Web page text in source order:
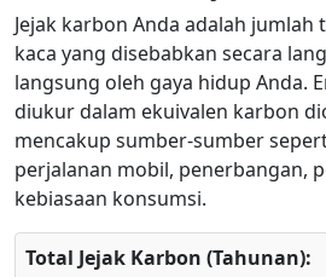
Jejak karbon Anda adalah
kaca yang disebabkan secara
langsung oleh gaya hidup Anda.
diukur dalam ekuivalen karbon
mencakup sumber-sumber
perjalanan mobil, penerbangan,
kebiasaan konsumsi.
Total Jejak Karbon (Tahunan):